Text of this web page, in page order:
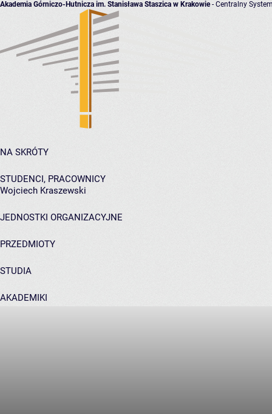
Akademia Górniczo-Hutnicza im. Stanisława Staszica w Krakowie- Centralny
NA SKRÓTY
STUDENCI, PRACOWNICY
Wojciech Kraszewski
JEDNOSTKI ORGANIZACYJNE
PRZEDMIOTY
STUDIA
AKADEMIKI